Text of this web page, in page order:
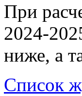
При
2024-
ниже, а
Список